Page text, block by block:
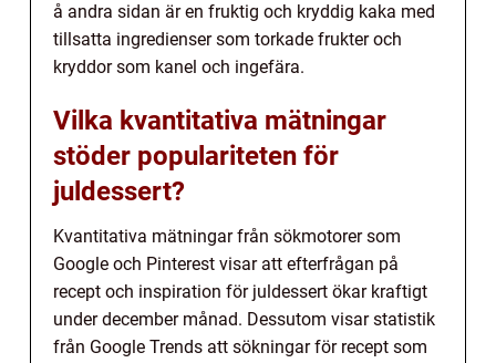
å andra sidan är en fruktig och kryddig kaka med
tillsatta ingredienser som torkade frukter och
kryddor som kanel och ingefära.
Vilka kvantitativa mätningar
stöder populariteten för
juldessert?
Kvantitativa mätningar från sökmotorer som
Google och Pinterest visar att efterfrågan på
recept och inspiration för juldessert ökar kraftigt
under december månad. Dessutom visar statistik
från Google Trends att sökningar för recept som